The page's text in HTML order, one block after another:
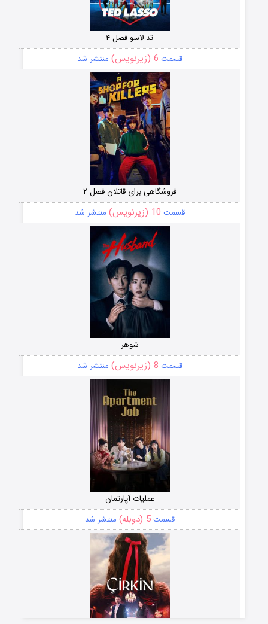
تد لاسو فصل ۴
قسمت 6 (زیرنویس) منتشر شد
فروشگاهی برای قاتلان فصل ۲
قسمت 10 (زیرنویس) منتشر شد
شوهر
قسمت 8 (زیرنویس) منتشر شد
عملیات آپارتمان
قسمت5 (دوبله) منتشر شد